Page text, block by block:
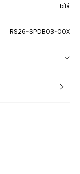
bílá
RS26-SPDB03-00X